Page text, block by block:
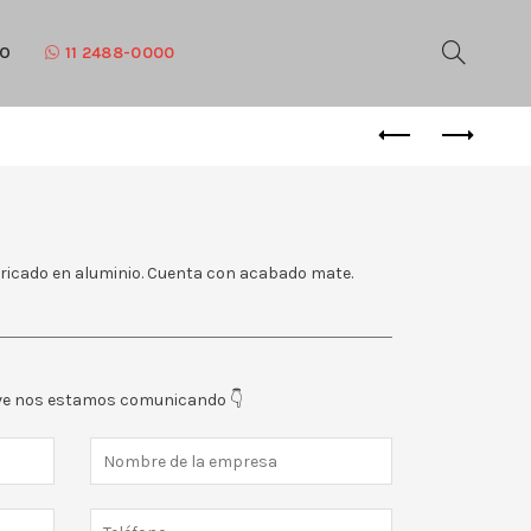
11 2488-0000
en aluminio. Cuenta con acabado mate.
nos estamos comunicando 👇